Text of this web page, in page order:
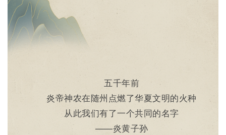
五千年前
炎帝神农在随州点燃了华夏文明的火种
从此我们有了一个共同的名字
——炎黄子孙